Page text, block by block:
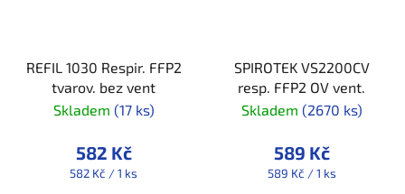
REFIL 1030 Respir. FFP2
tvarov. bez vent
Skladem (17 ks)
582 Kč
Měrná
582 Kč / 1 ks
SPIROTEK VS2200CV
resp. FFP2 OV vent.
Skladem (2670 ks)
589 Kč
Měrná
589 Kč / 1 ks